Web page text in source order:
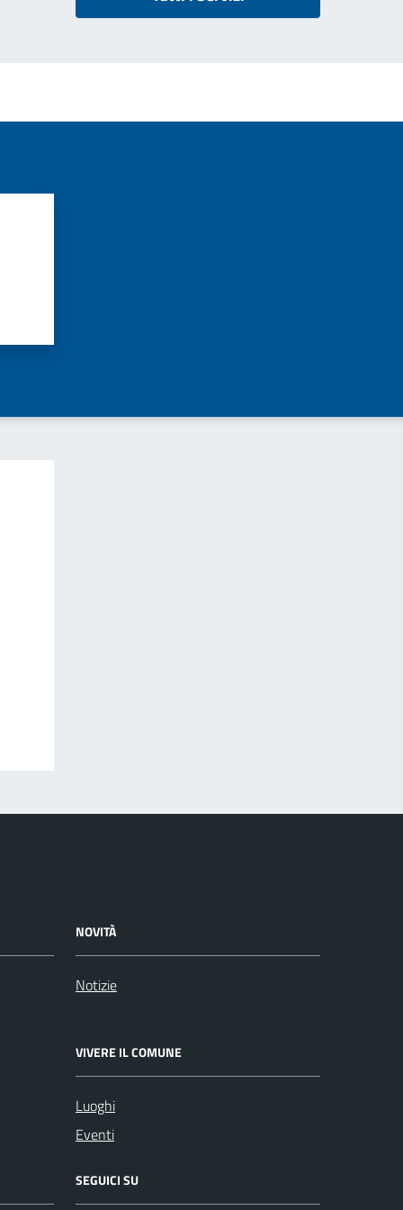
NOVITÀ
Notizie
VIVERE IL COMUNE
Luoghi
Eventi
SEGUICI SU